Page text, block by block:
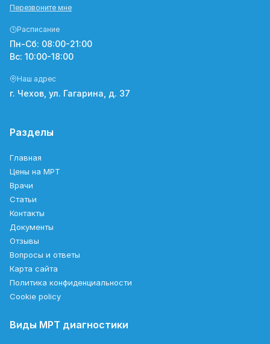
Перезвоните мне
Расписание
Пн-Сб: 08:00-21:00
Вс: 10:00-18:00
Наш адрес
г. Чехов, ул. Гагарина, д. 37
Разделы
Главная
Цены на МРТ
Врачи
Статьи
Контакты
Документы
Отзывы
Вопросы и ответы
Карта сайта
Политика конфиденциальности
Cookie policy
Виды МРТ диагностики